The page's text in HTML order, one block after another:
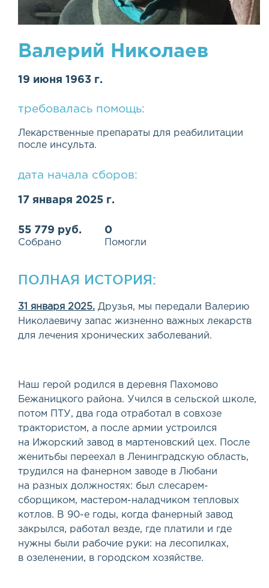
Валерий Николаев
19 июня 1963 г.
требовалась помощь:
Лекарственные препараты для реабилитации
после инсульта.
дата начала сборов:
17 января 2025 г.
55 779 руб.
Собрано
0
Помогли
ПОЛНАЯ ИСТОРИЯ:
31 января 2025. Друзья, мы передали Валерию
Николаевичу запас жизненно важных лекарств
для лечения хронических заболеваний.
Наш герой родился в деревня Пахомово
Бежаницкого района. Учился в сельской школе,
потом
ПТУ , два года отработал в совхозе
трактористом, а после армии устроился
на Ижорский завод в мартеновский цех. После
женитьбы переехал в Ленинградскую область,
трудился на фанерном заводе в Любани
на разных должностях: был слесарем-
сборщиком, мастером-наладчиком тепловых
котлов. В 90-е годы, когда фанерный завод
закрылся, работал везде, где платили и где
нужны были рабочие руки: на лесопилках,
в озеленении, в городском хозяйстве.